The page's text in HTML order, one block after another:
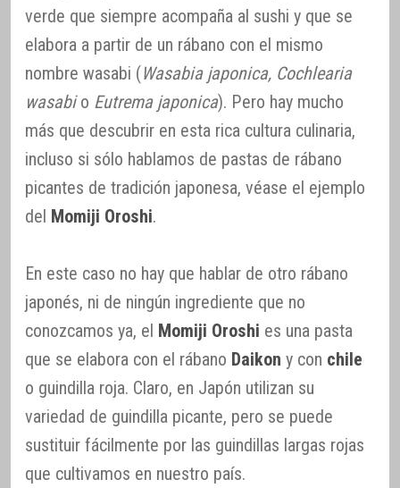
verde que siempre acompaña al sushi y que se
elabora a partir de un rábano con el mismo
nombre wasabi (Wasabia japonica, Cochlearia
wasabio Eutrema japonica). Pero hay mucho
más que descubrir en esta rica cultura culinaria,
incluso si sólo hablamos de pastas de rábano
picantes de tradición japonesa, véase el ejemplo
del Momiji Oroshi.
En este caso no hay que hablar de otro rábano
japonés, ni de ningún ingrediente que no
conozcamos ya, el Momiji Oroshi es una pasta
que se elabora con el rábano Daikon y con chile
o guindilla roja. Claro, en Japón utilizan su
variedad de guindilla picante, pero se puede
sustituir fácilmente por las guindillas largas rojas
que cultivamos en nuestro país.